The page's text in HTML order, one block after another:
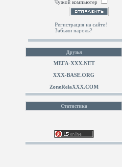
Чужой компьютер
Регистрация на сайте!
Забыли пароль?
Друзья
МЕГА-ХХХ.NET
XXX-BASE.ORG
ZoneRelaXXX.COM
Статистика